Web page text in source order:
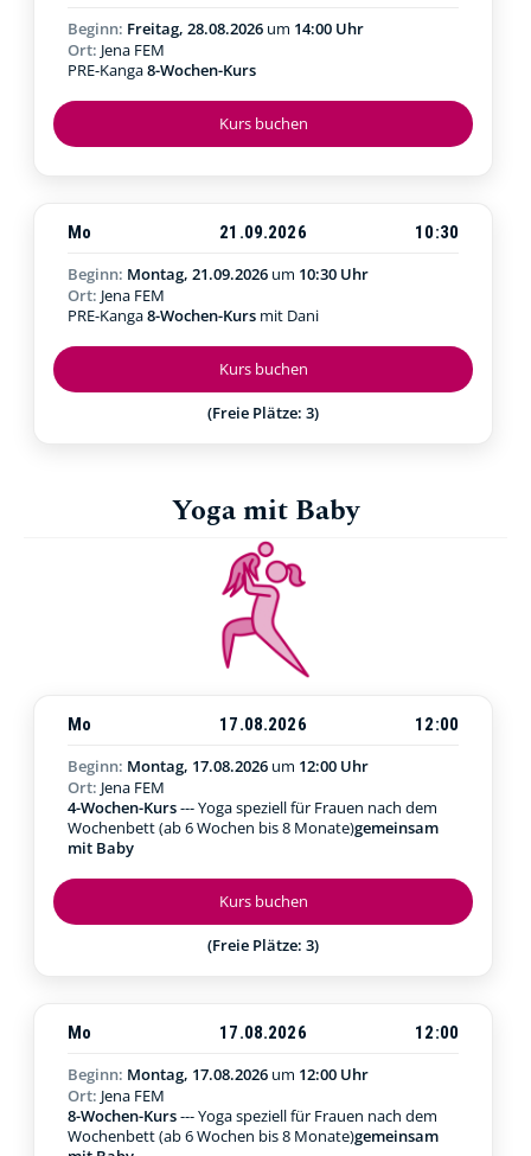
Kurs buchen
Beginn: Freitag, 28.08.2026 um 14:00 Uhr
Ort: Jena FEM
PRE-Kanga8-Wochen-Kurs
Kurs buchen
(Freie Plätze: 3)
Mo 21.09.2026
10:30
Beginn: Montag, 21.09.2026 um 10:30 Uhr
Ort: Jena FEM
PRE-Kanga8-Wochen-Kurs mit Dani
Yoga mit Baby
Kurs buchen
(Freie Plätze: 3)
Mo 17.08.2026
12:00
Beginn: Montag, 17.08.2026 um 12:00 Uhr
Ort: Jena FEM
4-Wochen-Kurs--- Yoga speziell für Frauen nach dem
Wochenbett (ab 6 Wochen bis 8 Monate)gemeinsam
mit Baby
Mo 17.08.2026
12:00
Beginn: Montag, 17.08.2026 um 12:00 Uhr
Ort: Jena FEM
8-Wochen-Kurs--- Yoga speziell für Frauen nach dem
Wochenbett (ab 6 Wochen bis 8 Monate)gemeinsam